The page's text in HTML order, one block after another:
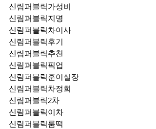
신림퍼블릭가성비
신림퍼블릭지명
신림퍼블릭차이사
신림퍼블릭후기
신림퍼블릭추천
신림퍼블릭훈이실장
신림퍼블릭차정희
신림퍼블릭2차
신림퍼블릭이차
신림퍼블릭룸떡